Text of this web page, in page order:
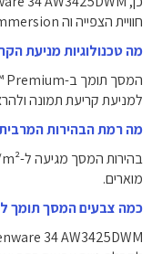
חוויית הצפייה וה immersion.
מה טכנולוגיות מניעת
למניעת קריעת תמונה
מה רמת הבהירות
מוארים.
כמה צבעים המסך תומך